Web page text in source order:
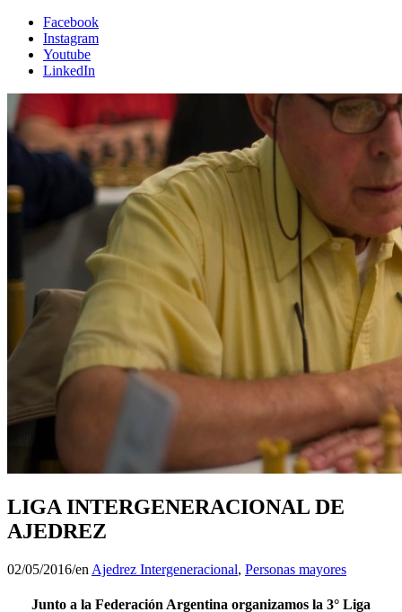
Facebook
Instagram
Youtube
LinkedIn
LIGA INTERGENERACIONAL DE
AJEDREZ
02/05/2016/en Ajedrez Intergeneracional, Personas mayores
Junto a la Federación Argentina organizamos la 3° Liga